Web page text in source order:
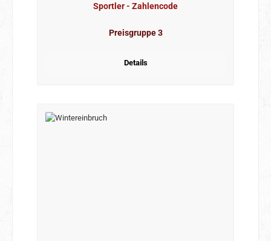
Sportler - Zahlencode
Preisgruppe 3
Details